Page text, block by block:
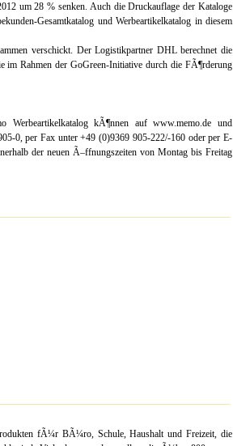
um 28 % senken. Auch die Druckauflage der Kataloge
Gesamtkatalog und Werbeartikelkatalog in diesem
verschickt. Der Logistikpartner DHL berechnet die
im Rahmen der GoGreen-Initiative durch die FÃ¶rderung
Werbeartikelkatalog kÃ¶nnen auf www.memo.de und
0, per Fax unter +49 (0)9369 905-222/-160 oder per E-
der neuen Ã–ffnungszeiten von Montag bis Freitag
fÃ¼r BÃ¼ro, Schule, Haushalt und Freizeit, die